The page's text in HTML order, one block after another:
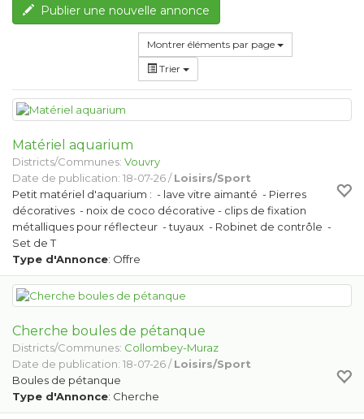
Publier une nouvelle annonce
Montrer éléments par page
Trier
Matériel aquarium
Districts/Communes: Vouvry
Date de publication: 18-07-26 /Loisirs/Sport
Petit matériel d'aquarium : - lave vitre aimanté - Pierres
décoratives - noix de coco décorative - clips de fixation
métalliques pour réflecteur - tuyaux - Robinet de contrôle -
Set de T
Type d'Annonce: Offre
Cherche boules de pétanque
Districts/Communes: Collombey-Muraz
Date de publication: 18-07-26 /Loisirs/Sport
Boules de pétanque
Type d'Annonce: Cherche